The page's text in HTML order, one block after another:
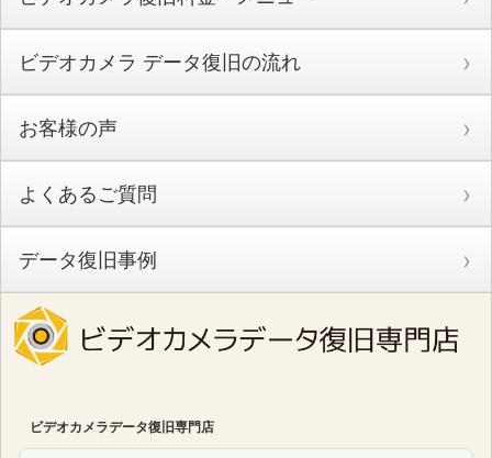
ビデオカメラ データ復旧の流れ
お客様の声
よくあるご質問
データ復旧事例
ビデオカメラデータ復旧専門店